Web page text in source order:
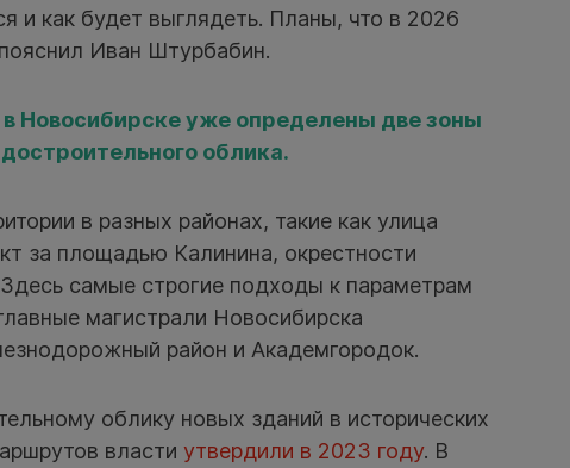
и как будет выглядеть. Планы, что в 2026
Иван Штурбабин.
Новосибирске уже определены две зоны
облика.
в разных районах, такие как улица
за площадью Калинина, окрестности
самые строгие подходы к параметрам
магистрали Новосибирска
район и Академгородок.
облику новых зданий в исторических
власти утвердили в 2023 году. В